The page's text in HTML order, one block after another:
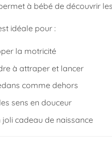
à bébé de découvrir
idéale pour :
la motricité
à attraper et lancer
comme dehors
sens en douceur
joli cadeau de naissance